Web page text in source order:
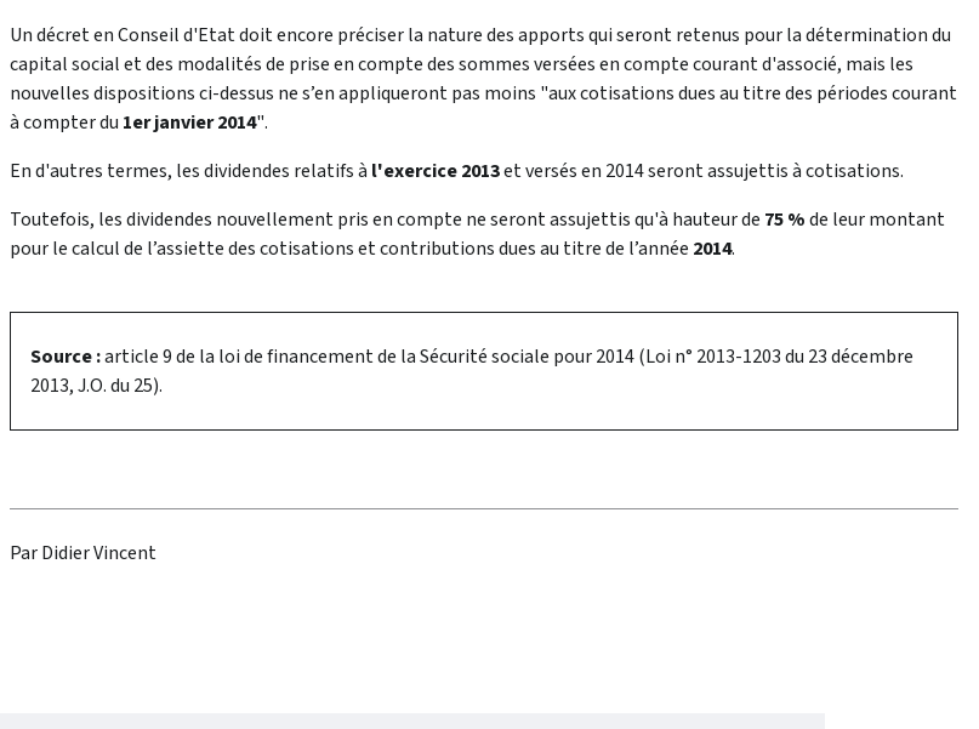
Un décret en Conseil d'Etat doit encore préciser la nature des apports qui seront retenus pour la détermination du
capital social et des modalités de prise en compte des sommes versées en compte courant d'associé, mais les
nouvelles dispositions ci-dessus ne s’en appliqueront pas moins "aux cotisations dues au titre des périodes courant
à compter du 1er janvier 2014".
En d'autres termes, les dividendes relatifs à l'exercice 2013et versés en 2014 seront assujettis à cotisations.
Toutefois, les dividendes nouvellement pris en compte ne seront assujettis qu'à hauteur de 75 %de leur montant
pour le calcul de l’assiette des cotisations et contributions dues au titre de l’année 2014.
Source :article 9 de la loi de financement de la Sécurité sociale pour 2014 (Loi n° 2013-1203 du 23 décembre
2013, J.O. du 25).
Par Didier Vincent